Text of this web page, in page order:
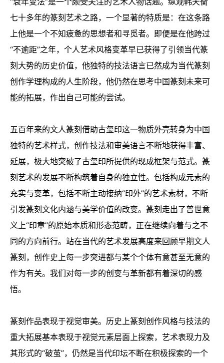
七十多年的篆刻艺术之路，一个显著的特质是：在这条路
上他是一个不知疲惫的思想者和寻觅者。即便是在他跨过
“不逾距”之年，个人艺术风格变革早已获得了引领当代篆
刻大势的历史价值，他独特的技法语言已然成为当代篆刻
创作学理构成的人生阶段，他仍然在思考中国篆刻未来可
能的拓展，作出自己可能的尝试。
五百年来的文人篆刻借助古玺印这一物质外壳转身为中国
独特的艺术样式，创作技法和审美语言不断地获得丰富、
延展，极大地突破了古玺印所提供的现成框架与范式。篆
刻艺术的发展不断构筑着自身的独立性。包括构成元素的
充实与变革，包括不断主动接纳“印外”的艺术素材，不断
引发篆刻文化内涵与美学价值的改变。篆刻走出了普世意
义上“印章”的原始本质和形态范畴，正在继续向着与之不
同的方向前行。站在当代的艺术发展高度来回顾早期文人
篆刻，创作史上每一步突进都与某个个体有意甚至无意的
作为有关。我们对每一步的创变与革新都有着深切的感
悟。
篆刻作品表现于视觉审美。历史上篆刻创作风格与技法的
重大拓展基本表现于视觉元素层面上探索，艺术表现力及
其形式的“破茧”，仍然是当代印坛不断在积极探索的一个